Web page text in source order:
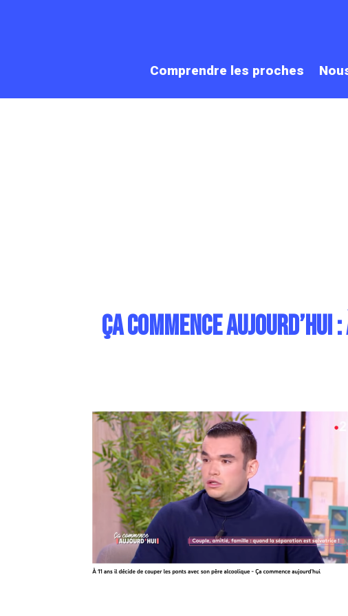
Comprendre les proches
Ça commence